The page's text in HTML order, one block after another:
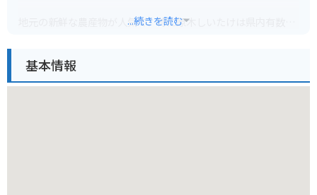
地元の新鮮な農産物が人気で、特に原木しいたけは県内有数の
レストランでは、地元の食材をふんだんに使った料理を楽しむ
...続きを読む
基本情報